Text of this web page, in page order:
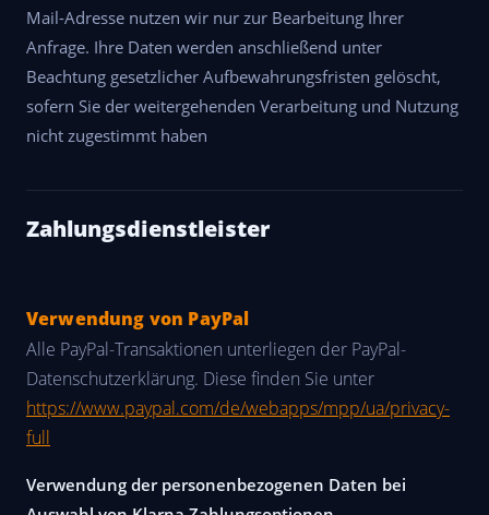
Mail-Adresse nutzen wir nur zur Bearbeitung Ihrer
Anfrage. Ihre Daten werden anschließend unter
Beachtung gesetzlicher Aufbewahrungsfristen gelöscht,
sofern Sie der weitergehenden Verarbeitung und Nutzung
nicht zugestimmt haben
Zahlungsdienstleister
Verwendung von PayPal
Alle PayPal-Transaktionen unterliegen der PayPal-
Datenschutzerklärung. Diese finden Sie unter
https://www.paypal.com/de/webapps/mpp/ua/privacy-
full
Verwendung der personenbezogenen Daten bei